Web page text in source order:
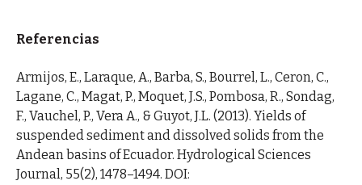
Referencias
Armijos, E., Laraque, A., Barba, S., Bourrel, L., Ceron, C.,
Lagane, C., Magat, P., Moquet, J.S., Pombosa, R., Sondag,
F., Vauchel, P., Vera A., & Guyot, J.L. (2013). Yields of
suspended sediment and dissolved solids from the
Andean basins of Ecuador. Hydrological Sciences
Journal, 55(2), 1478–1494. DOI: